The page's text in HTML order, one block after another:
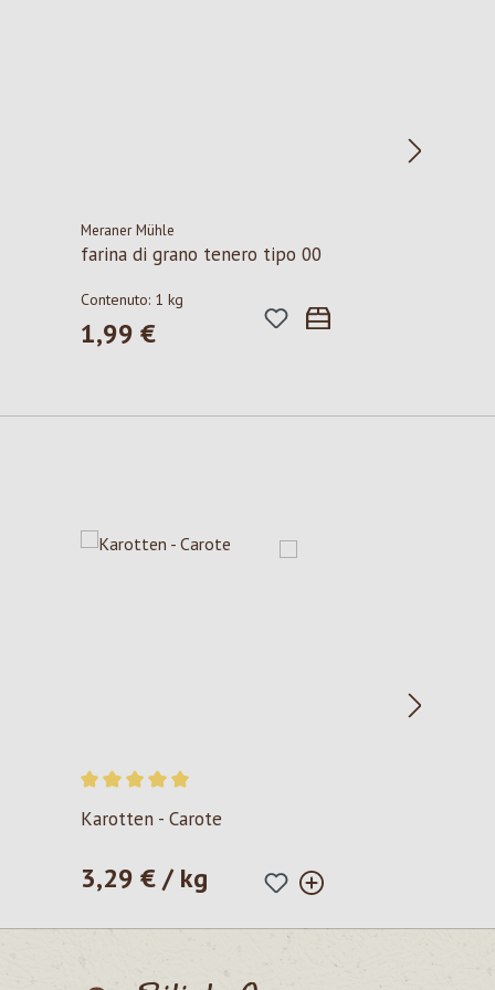
Meraner Mühle
farina di grano tenero tipo 00
Contenuto: 1 kg
Prezzo normale:
1,99 €
Valutazione media di 5 su 5 stelle
Karotten - Carote
Prezzo normale:
3,29 € / kg